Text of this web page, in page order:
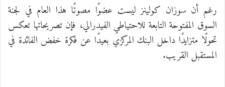
رغم أن سوزان كولينز ليست عضوًا مصوتًا هذا العام في لجنة
السوق المفتوحة التابعة للاحتياطي الفيدرالي، فإن تصريحاتها تعكس
تحولًا متزايدًا داخل البنك المركزي بعيدًا عن فكرة خفض الفائدة في
المستقبل القريب.